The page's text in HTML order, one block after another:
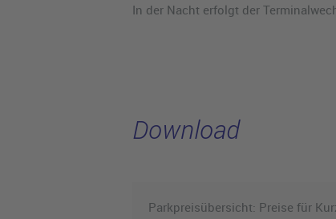
In der Nacht erfolgt der
Download
Parkpreisübersicht: Preise für